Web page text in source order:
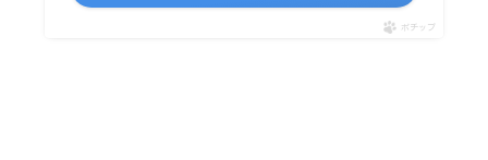
ポチップ